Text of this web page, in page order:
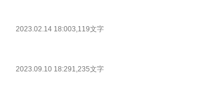
2023.02.14 18:003,119文字
2023.09.10 18:291,235文字